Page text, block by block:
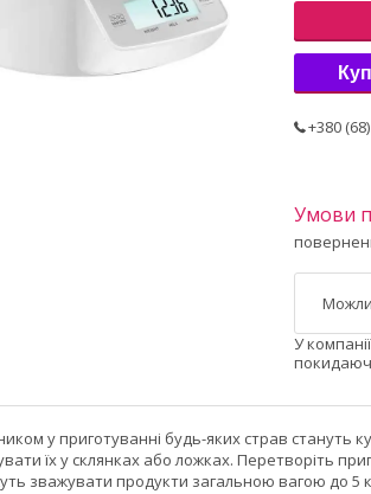
+380
У
у приготуванні будь-яких страв стануть
їх у склянках або ложках. Перетворіть
зважувати продукти загальною вагою до 5